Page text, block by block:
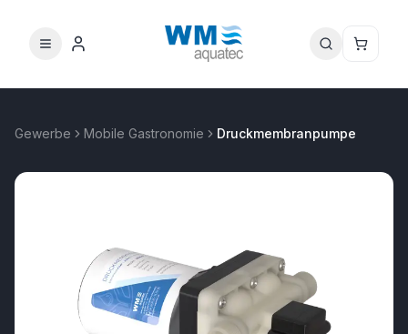
Gewerbe Mobile Gastronomie Druckmembranpumpe